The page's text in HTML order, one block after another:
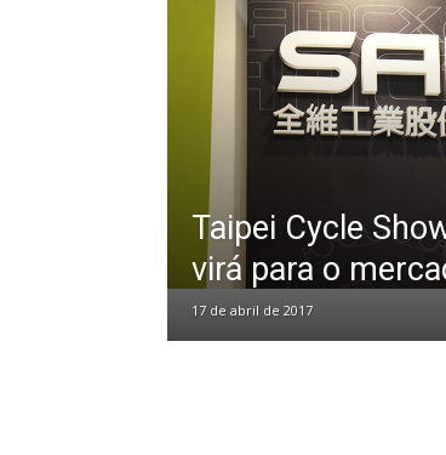
Taipei Cycle
virá para o
17 de abril de 2017